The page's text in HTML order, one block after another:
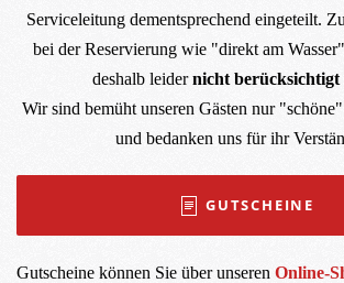
Serviceleitung dementsprechend eingeteilt.
bei der Reservierung wie "direkt am
deshalb leidernicht berücksichtigt
Wir sind bemüht unseren Gästen nur
und bedanken uns für ihr
GUTSCHEINE
Gutscheine können Sie über unseren Online-